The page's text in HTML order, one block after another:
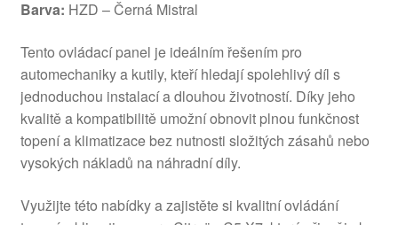
Barva: HZD – Černá Mistral
Tento ovládací panel je ideálním řešením pro
automechaniky a kutily, kteří hledají spolehlivý díl s
jednoduchou instalací a dlouhou životností. Díky jeho
kvalitě a kompatibilitě umožní obnovit plnou funkčnost
topení a klimatizace bez nutnosti složitých zásahů nebo
vysokých nákladů na náhradní díly.
Využijte této nabídky a zajistěte si kvalitní ovládání